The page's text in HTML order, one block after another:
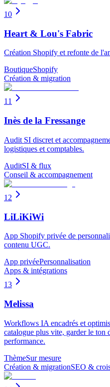
10
Heart & Lou's Fabric
Création Shopify et refonte de
BoutiqueShopify
Création & migration
11
Inès de la Fressange
Audit SI discret et
logistiques et comptables.
AuditSI & flux
Conseil & accompagnement
12
LiLiKiWi
App Shopify privée de
contenu UGC.
App privéePersonnalisation
Apps & intégrations
13
Melissa
Workflows IA encadrés et
catalogue plus vite, garder le ton
performance.
ThèmeSur mesure
Création & migrationSEO &